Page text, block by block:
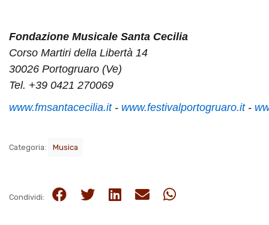
Fondazione Musicale Santa Cecilia
Corso Martiri della Libertà 14
30026 Portogruaro (Ve)
Tel. +39 0421 270069
www.fmsantacecilia.it- www.festivalportogruaro.it -
Categoria: Musica
Condividi: